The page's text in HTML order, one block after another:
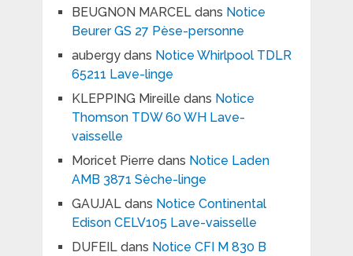
BEUGNON MARCELdans Notice
Beurer GS 27 Pèse-personne
aubergydans Notice Whirlpool TDLR
65211 Lave-linge
KLEPPING Mireille dans Notice
Thomson TDW 60 WH Lave-
vaisselle
Moricet Pierre dans Notice Laden
AMB 3871 Sèche-linge
GAUJALdans Notice Continental
Edison CELV105 Lave-vaisselle
DUFEILdans Notice CFI M 830 B